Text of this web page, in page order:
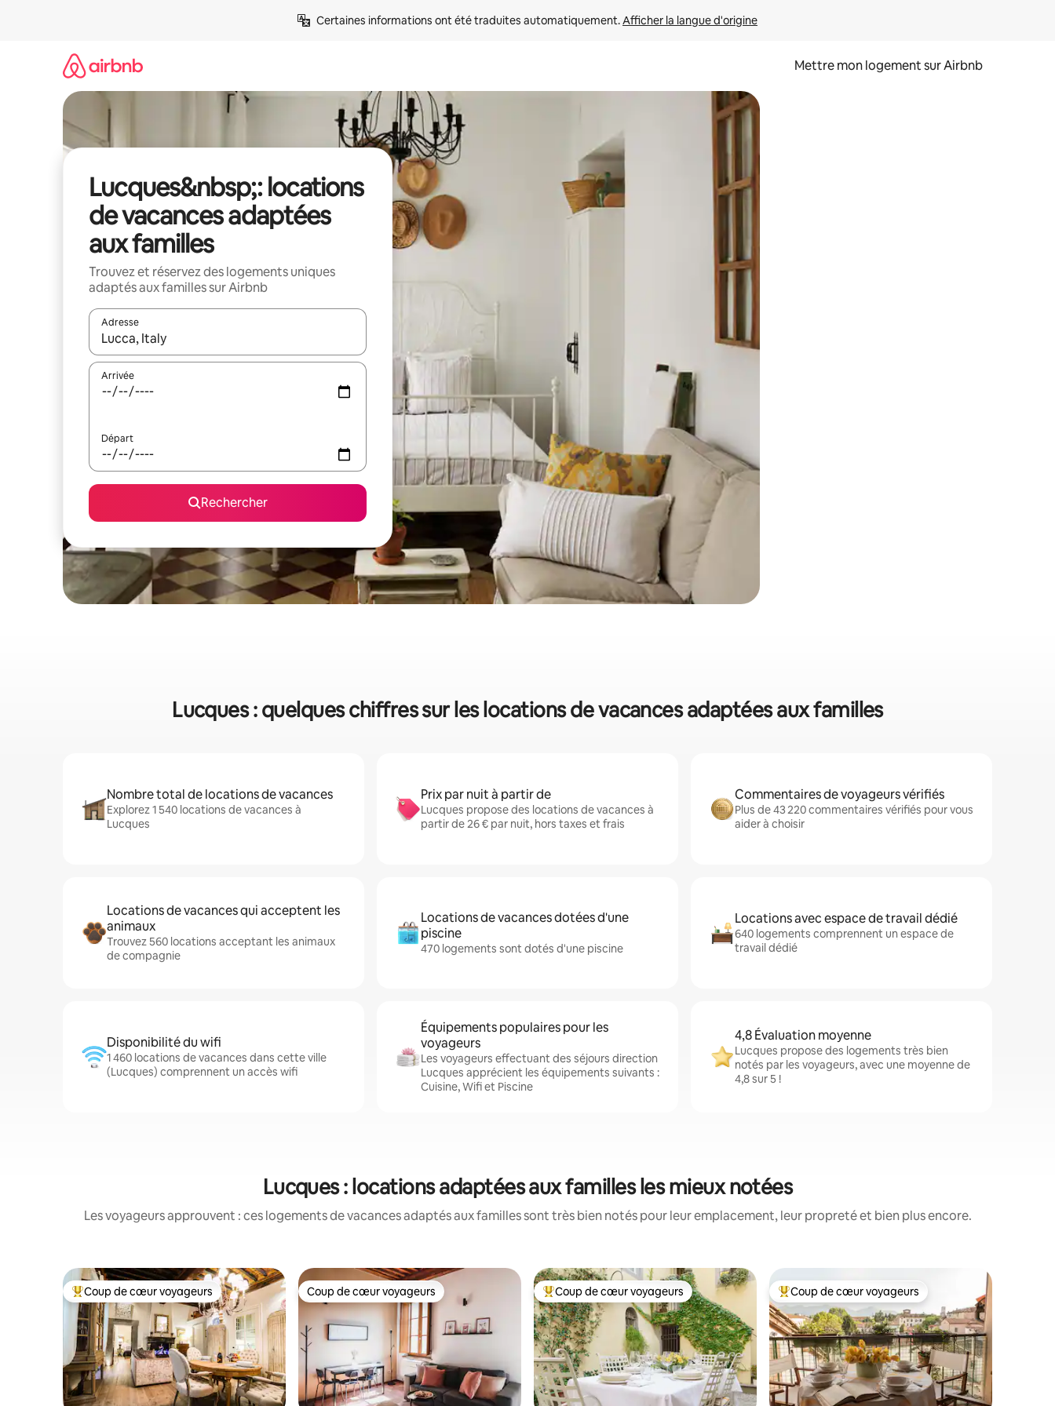
Certaines informations ont été traduites automatiquement. Afficher la langue d'origine
Mettre mon logement sur Airbnb
Lucques&nbsp;: locations
de vacances adaptées
aux familles
Trouvez et réservez des logements uniques
adaptés aux familles sur Airbnb
Adresse
Lorsque les résultats s'affichent, utilisez les flèches vers le haut et vers le bas pour les parcourir ou en appuyant et en faisant glisser.
Arrivée
Départ
Rechercher
Lucques : quelques chiffres sur les locations de vacances adaptées aux familles
Nombre total de locations de vacances
Explorez 1 540 locations de vacances à
Lucques
Prix par nuit à partir de
Lucques propose des locations de vacances à
partir de 26 € par nuit, hors taxes et frais
Commentaires de voyageurs vérifiés
Plus de 43 220 commentaires vérifiés pour vous
aider à choisir
Locations de vacances qui acceptent les
animaux
Trouvez 560 locations acceptant les animaux
de compagnie
Locations de vacances dotées d'une
piscine
470 logements sont dotés d'une piscine
Locations avec espace de travail dédié
640 logements comprennent un espace de
travail dédié
Disponibilité du wifi
1 460 locations de vacances dans cette ville
(Lucques) comprennent un accès wifi
Équipements populaires pour les
voyageurs
Les voyageurs effectuant des séjours direction
Lucques apprécient les équipements suivants :
Cuisine, Wifi et Piscine
4,8 Évaluation moyenne
Lucques propose des logements très bien
notés par les voyageurs, avec une moyenne de
4,8 sur 5 !
Lucques : locations adaptées aux familles les mieux notées
Les voyageurs approuvent : ces logements de vacances adaptés aux familles sont très bien notés pour leur emplacement, leur propreté et bien plus encore.
Coups de cœur voyageurs les plus appréciés
Coup de cœur voyageurs Coup de cœur voyageurs
Coup de cœur voyageurs Coups de cœur voyageurs les plus appréciés
Coup de cœur voyageurs Coups de cœur voyageurs les plus appréciés
Coup de cœur voyageurs